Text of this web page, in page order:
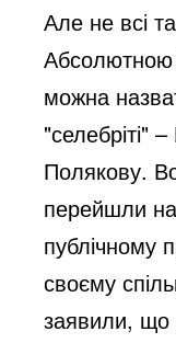
Але не всі
Абсолютною
можна
"селебріті"
Полякову.
перейшли на
публічному
своєму
заявили, що